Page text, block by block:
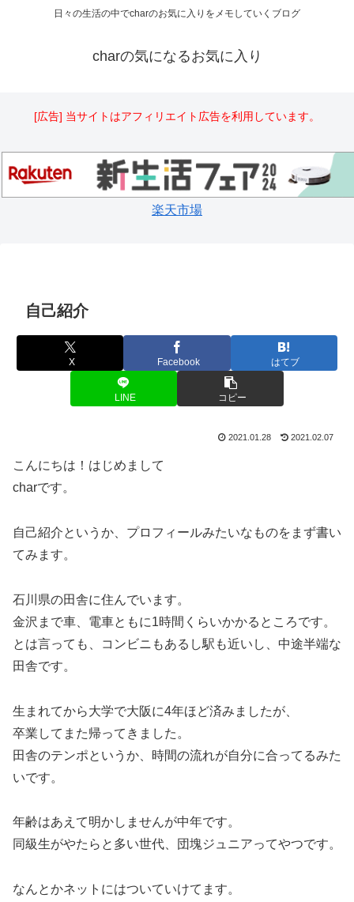
日々の生活の中でcharのお気に入りをメモしていくブログ
charの気になるお気に入り
[広告] 当サイトはアフィリエイト広告を利用しています。
楽天市場
自己紹介
X Facebook はてブ
LINE コピー
2021.01.28 2021.02.07
こんにちは！はじめまして
charです。
自己紹介というか、プロフィールみたいなものをまず書い
てみます。
石川県の田舎に住んでいます。
金沢まで車、電車ともに1時間くらいかかるところです。
とは言っても、コンビニもあるし駅も近いし、中途半端な
田舎です。
生まれてから大学で大阪に4年ほど済みましたが、
卒業してまた帰ってきました。
田舎のテンポというか、時間の流れが自分に合ってるみた
いです。
年齢はあえて明かしませんが中年です。
同級生がやたらと多い世代、団塊ジュニアってやつです。
なんとかネットにはついていけてます。